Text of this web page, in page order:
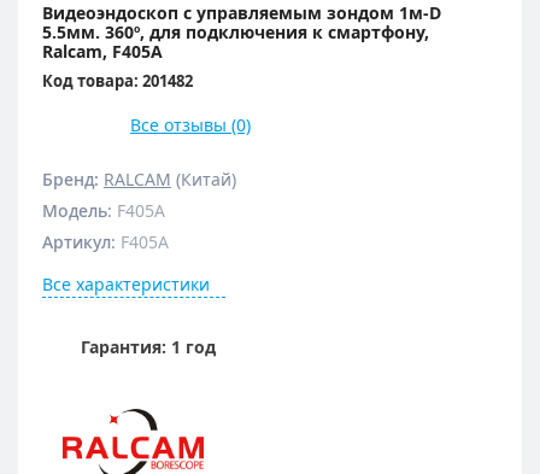
Видеоэндоскоп с управляемым зондом 1м-D
5.5мм. 360º, для подключения к смартфону,
Ralcam, F405A
Код товара: 201482
Все отзывы (0)
Бренд: RALCAM (Китай)
Модель: F405A
Артикул: F405A
Все характеристики
Гарантия: 1 год